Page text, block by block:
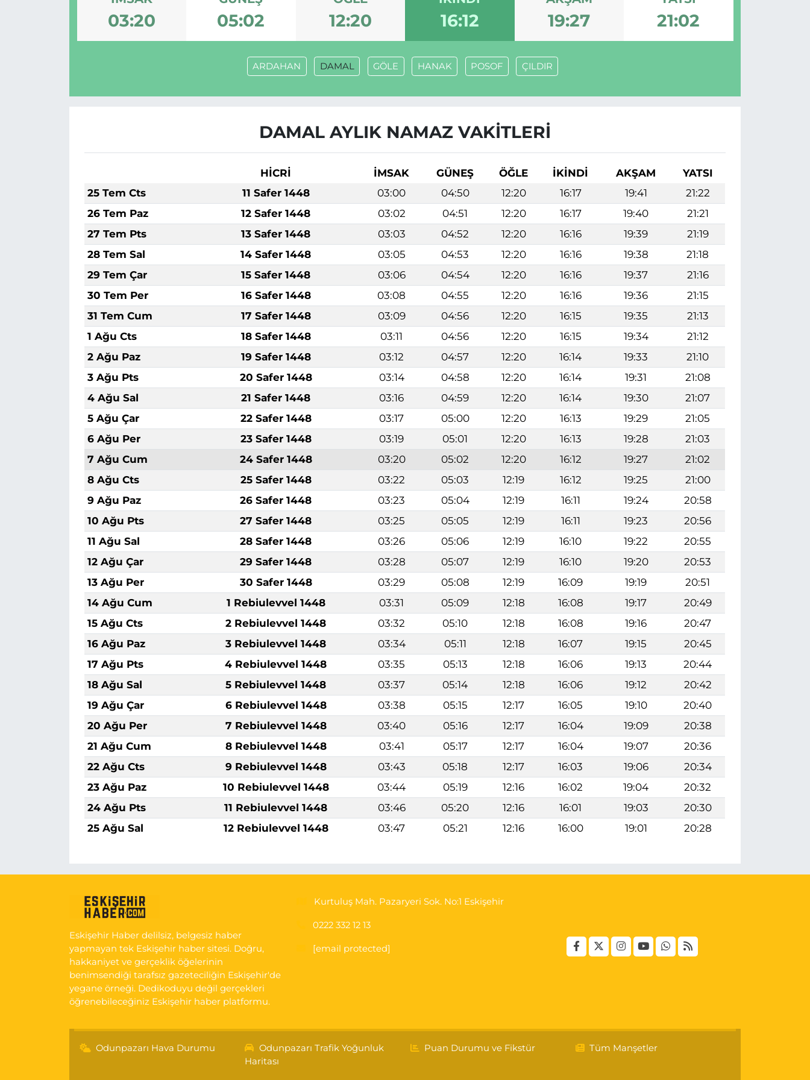
03:20 05:02 12:20 16:12 19:27 21:02
ARDAHAN DAMAL GÖLE HANAK POSOF ÇILDIR
DAMAL AYLIK NAMAZ VAKITLERI
HİCRİ İMSAK GÜNEŞ ÖĞLE İKINDI AKŞAM
YATSI
25 Tem Cts
11 Safer 1448 03:00 04:50 12:20 16:17 19:41
21:22
26 Tem Paz
12 Safer 1448 03:02 04:51 12:20 16:17 19:40
21:21
27 Tem Pts
13 Safer 1448 03:03 04:52 12:20 16:16 19:39
21:19
28 Tem Sal
14 Safer 1448 03:05 04:53 12:20 16:16 19:38
21:18
29 Tem Çar
15 Safer 1448 03:06 04:54 12:20 16:16 19:37
21:16
30 Tem Per
16 Safer 1448 03:08 04:55 12:20 16:16 19:36
21:15
31 Tem Cum
17 Safer 1448 03:09 04:56 12:20 16:15 19:35
21:13
1 Ağu Cts
18 Safer 1448 03:11 04:56 12:20 16:15 19:34
21:12
2 Ağu Paz
19 Safer 1448 03:12 04:57 12:20 16:14 19:33
21:10
3 Ağu Pts
20 Safer 1448 03:14 04:58 12:20 16:14 19:31
21:08
4 Ağu Sal
21 Safer 1448 03:16 04:59 12:20 16:14 19:30
21:07
5 Ağu Çar
22 Safer 1448 03:17 05:00 12:20 16:13 19:29
21:05
6 Ağu Per
23 Safer 1448 03:19 05:01 12:20 16:13 19:28
21:03
7 Ağu Cum
24 Safer 1448 03:20 05:02 12:20 16:12 19:27
21:02
8 Ağu Cts
25 Safer 1448 03:22 05:03 12:19 16:12 19:25
21:00
9 Ağu Paz
26 Safer 1448 03:23 05:04 12:19 16:11 19:24
20:58
10 Ağu Pts
27 Safer 1448 03:25 05:05 12:19 16:11 19:23
20:56
11 Ağu Sal
28 Safer 1448 03:26 05:06 12:19 16:10 19:22
20:55
12 Ağu Çar
29 Safer 1448 03:28 05:07 12:19 16:10 19:20
20:53
13 Ağu Per
30 Safer 1448 03:29 05:08 12:19 16:09 19:19
20:51
14 Ağu Cum
1 Rebiulevvel 1448 03:31 05:09 12:18 16:08 19:17
20:49
15 Ağu Cts
2 Rebiulevvel 1448 03:32 05:10 12:18 16:08 19:16
20:47
16 Ağu Paz
3 Rebiulevvel 1448 03:34 05:11 12:18 16:07 19:15
20:45
17 Ağu Pts
4 Rebiulevvel 1448 03:35 05:13 12:18 16:06 19:13
20:44
18 Ağu Sal
5 Rebiulevvel 1448 03:37 05:14 12:18 16:06 19:12
20:42
19 Ağu Çar
6 Rebiulevvel 1448 03:38 05:15 12:17 16:05 19:10
20:40
20 Ağu Per
7 Rebiulevvel 1448 03:40 05:16 12:17 16:04 19:09
20:38
21 Ağu Cum
8 Rebiulevvel 1448 03:41 05:17 12:17 16:04 19:07
20:36
22 Ağu Cts
9 Rebiulevvel 1448 03:43 05:18 12:17 16:03 19:06
20:34
23 Ağu Paz
10 Rebiulevvel 1448 03:44 05:19 12:16 16:02 19:04
20:32
24 Ağu Pts
11 Rebiulevvel 1448 03:46 05:20 12:16 16:01 19:03
20:30
25 Ağu Sal
12 Rebiulevvel 1448 03:47 05:21 12:16 16:00 19:01 20:28
Eskişehir Haber delilsiz, belgesiz haber
yapmayan tek Eskişehir haber sitesi. Doğru,
hakkaniyet ve gerçeklik öğelerinin
benimsendiği tarafsız gazeteciliğin Eskişehir'de
yegane örneği. Dedikoduyu değil gerçekleri
öğrenebileceğiniz Eskişehir haber platformu.
Kurtuluş Mah. Pazaryeri Sok. No:1 Eskişehir
0222 332 12 13
[email protected]
Odunpazarı Hava Durumu
Odunpazarı Trafik Yoğunluk
Haritası
Puan Durumu ve Fikstür Tüm Manşetler